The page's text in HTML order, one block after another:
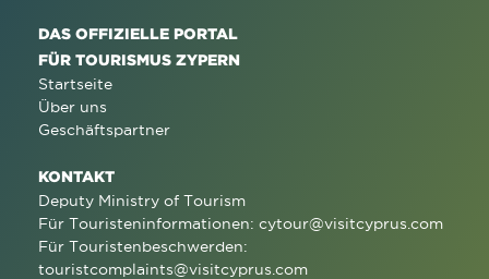
DAS OFFIZIELLE PORTAL
FÜR TOURISMUS ZYPERN
Startseite
Über uns
Geschäftspartner
KONTAKT
Deputy Ministry of Tourism
Für Touristeninformationen: cytour@visitcyprus.com
Für Touristenbeschwerden:
touristcomplaints@visitcyprus.com